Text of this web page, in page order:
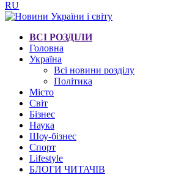
RU
ВСІ РОЗДІЛИ
Головна
Україна
Всі новини розділу
Політика
Місто
Світ
Бізнес
Наука
Шоу-бізнес
Спорт
Lifestyle
БЛОГИ ЧИТАЧІВ